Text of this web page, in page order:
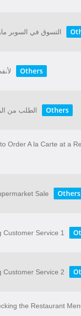
التسوق في السوبر
Others
الطلب من Others
Order A la Carte at a
Sale Others
Customer Service 1
Customer Service 2
the Restaurant